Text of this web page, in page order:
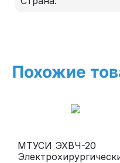
Похожие
МТУСИ ЭХВЧ-20